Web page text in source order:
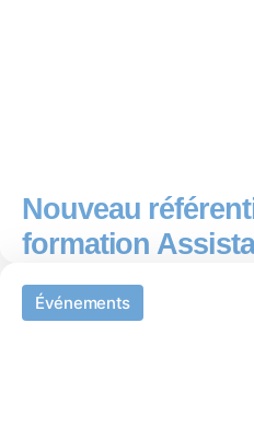
Nouveau
formation
Événements